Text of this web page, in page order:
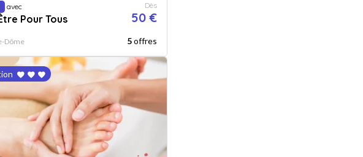
avec
Pour Tous
Dès
50 €
Dôme 5offres